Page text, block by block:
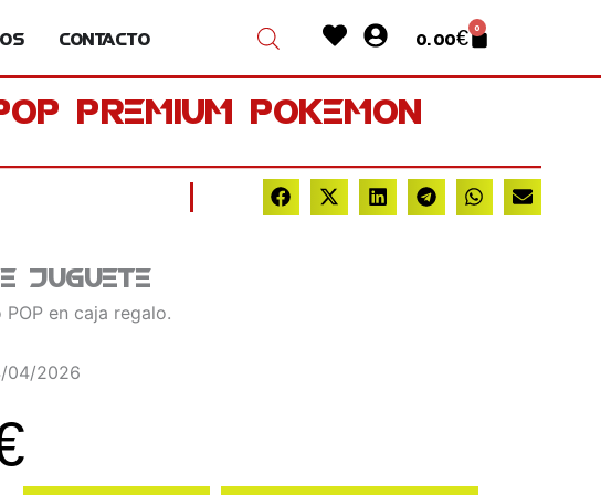
Contacto HeartUser-
circle
0.00€ 0
Cart
Premium Pokemon
juguete
en caja regalo.
04/2026